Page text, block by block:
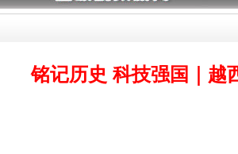
铭记历史 科技强国｜越